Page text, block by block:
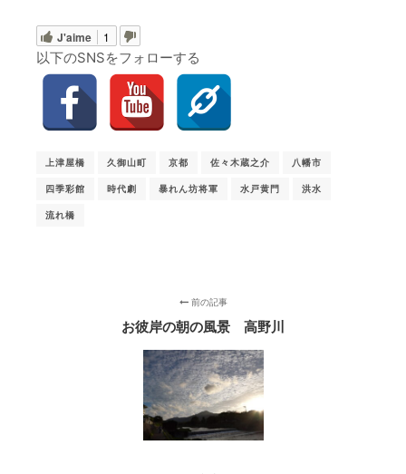
J'aime 1
以下のSNSをフォローする
上津屋橋 久御山町 京都 佐々木蔵之介 八幡市
四季彩館 時代劇 暴れん坊将軍 水戸黄門 洪水
流れ橋
前の記事
お彼岸の朝の風景 高野川